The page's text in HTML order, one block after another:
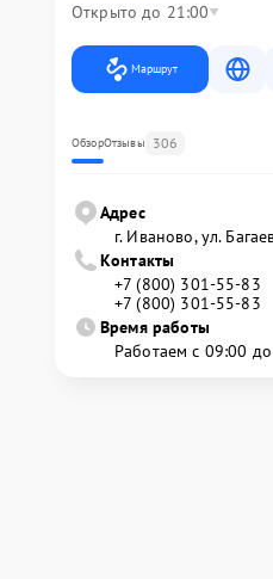
Открыто до 21:00
Маршрут
ОбзорОтзывы 306
Адрес
г. Иваново, ул.
Контакты
+7 (800) 301-55-83
+7 (800) 301-55-83
Время работы
Работаем с 09:00